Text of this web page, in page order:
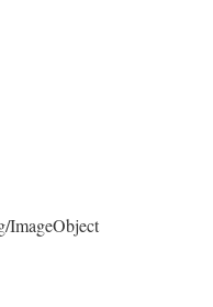
ImageObject